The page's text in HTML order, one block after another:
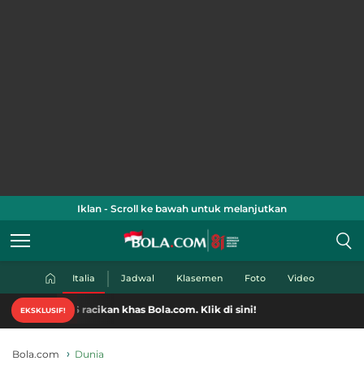
Iklan - Scroll ke bawah untuk melanjutkan
Italia Jadwal Klasemen Foto Video
EKSKLUSIF!
racikan khas Bola.com. Klik di sini!
Bola.com Dunia